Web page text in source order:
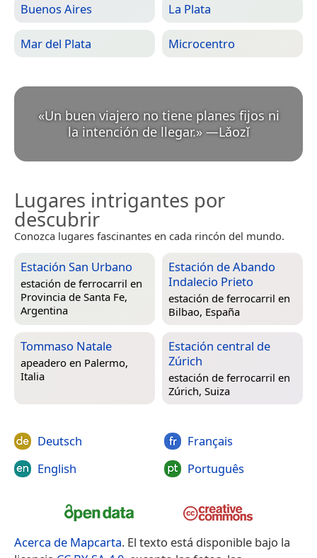
Buenos Aires La Plata
Mar del Plata Microcentro
«Un buen viajero no tiene planes fijos ni
la intención de llegar.» —Lǎozǐ
Lugares intrigantes por
descubrir
Conozca lugares fascinantes en cada rincón del mundo.
Estación San Urbano
estación de ferrocarril en
Provincia de Santa Fe,
Argentina
Estación de Abando
Indalecio Prieto
estación de ferrocarril en
Bilbao, España
Tommaso Natale
apeadero en Palermo,
Italia
Estación central de
Zúrich
estación de ferrocarril en
Zúrich, Suiza
Deutsch
English
Français
Português
Acerca de Mapcarta. El texto está disponible bajo la